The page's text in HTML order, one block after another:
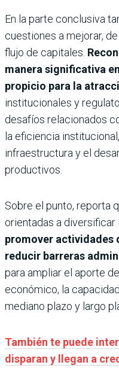
En la parte conclusiva
cuestiones a mejorar,
flujo de capitales.
manera significativa
propicio para la
institucionales y
desafíos relacionados
la eficiencia
infraestructura y el
productivos.
Sobre el punto, reporta
orientadas a
promover actividades
reducir barreras
para ampliar el aporte
económico, la
mediano plazo y largo
También te puede
disparan y llegan a